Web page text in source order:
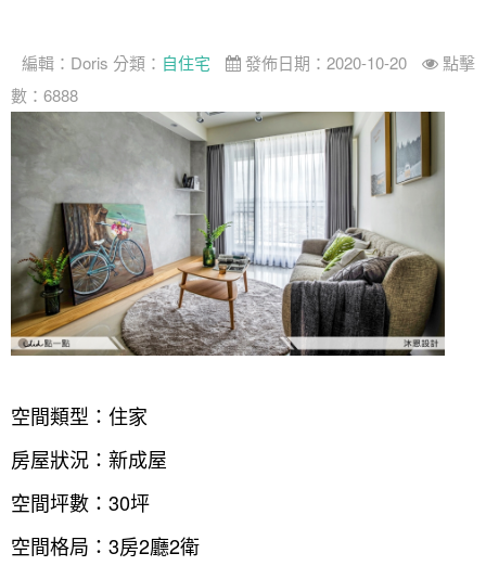
編輯： Doris 分類： 自住宅 發佈日期：2020-10-20
點擊
數：6888
空間類型：住家
房屋狀況：新成屋
空間坪數：30坪
空間格局：3房2廳2衛